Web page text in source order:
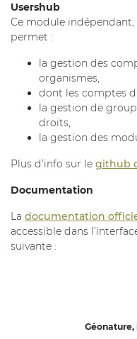
Usershub
Ce module indépendant,
permet :
la gestion des
organismes,
dont les comptes
la gestion de
droits,
la gestion des
Plus d’info sur le github
Documentation
La documentation
accessible dans
suivante :